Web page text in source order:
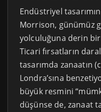
Endüstriyel
Morrison, günümüz
yolculuğuna derin
Ticari fırsatların
tasarımda zanaatın
Londra’sına
büyük resmini
düşünse de, zanaat